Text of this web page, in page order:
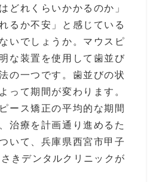
どれくらいかかるのか」
るか不安」と感じている
いでしょうか。マウスピ
な装置を使用して歯並び
の一つです。歯並びの状
って期間が変わります。
ース矯正の平均的な期間
治療を計画通り進めるた
いて、兵庫県西宮市甲子
きデンタルクリニックが